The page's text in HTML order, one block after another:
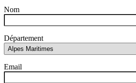
Nom
Département
Email